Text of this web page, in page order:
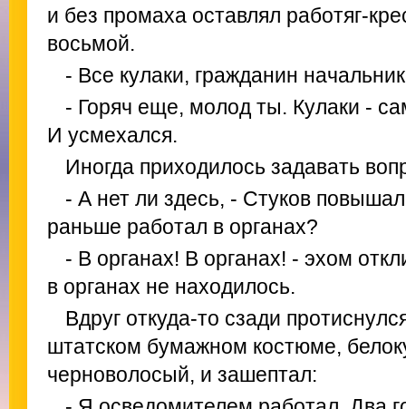
и без промаха оставлял работяг-
восьмой.
- Все кулаки, гражданин
- Горяч еще, молод ты. Кулаки -
И усмехался.
Иногда приходилось задавать
- А нет ли здесь, - Стуков
раньше работал в органах?
- В opганax! В органах! - эхом
в органах не находилось.
Вдруг откуда-то сзади
штатском бумажном костюме,
черноволосый, и зашептал: